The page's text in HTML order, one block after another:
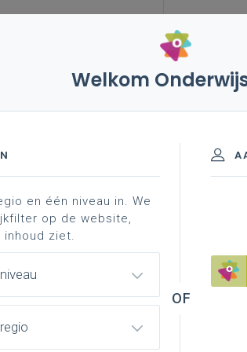
instrument? evaluatie-
Welkom
en één niveau in. We
op de website,
ziet.